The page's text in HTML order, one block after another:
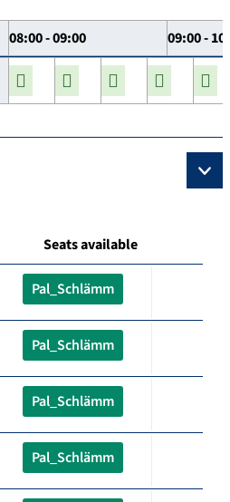
08:00 - 09:00 09:00 -
Seats available
Pal_Schlämm
Pal_Schlämm
Pal_Schlämm
Pal_Schlämm